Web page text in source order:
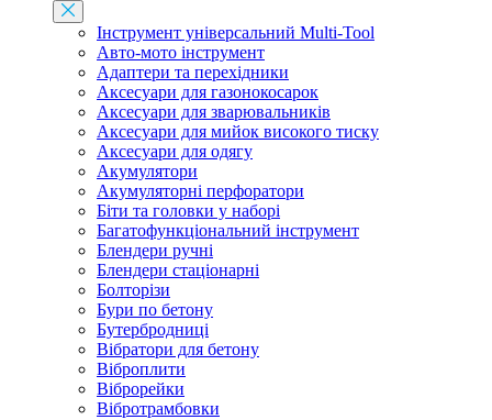
Інструмент універсальний Multi-Tool
Авто-мото інструмент
Адаптери та перехідники
Аксесуари для газонокосарок
Аксесуари для зварювальників
Аксесуари для мийок високого тиску
Аксесуари для одягу
Акумулятори
Акумуляторні перфоратори
Біти та головки у наборі
Багатофункціональний інструмент
Блендери ручні
Блендери стаціонарні
Болторізи
Бури по бетону
Бутербродниці
Вібратори для бетону
Віброплити
Віброрейки
Вібротрамбовки